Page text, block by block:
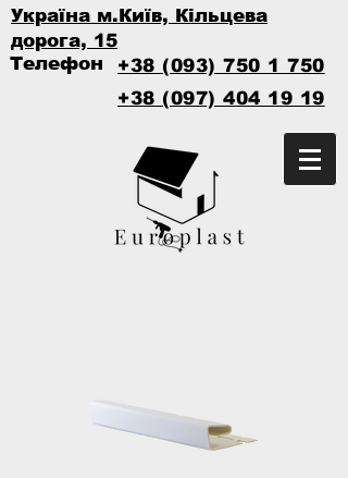
Телефон
Україна м.Київ, Кільцева
дорога, 15
+38 (093) 750 1 750
+38 (097) 404 19 19